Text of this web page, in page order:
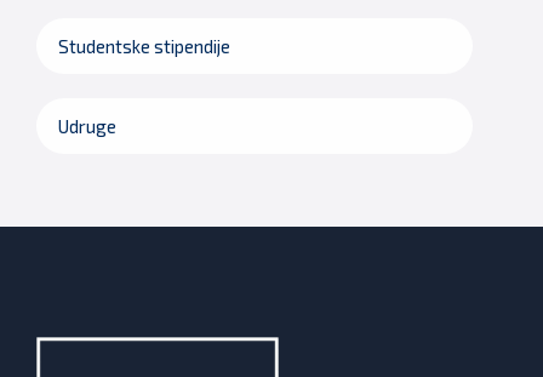
Studentske stipendije
Udruge